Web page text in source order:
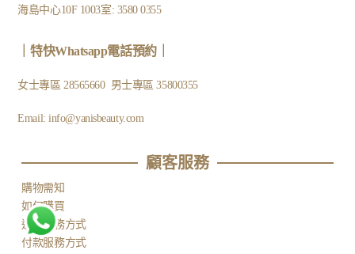
海島中心10F 1003室: 3580 0355
特快Whatsapp電話預約｜
女士專區28565660 男士專區35800355
Email:info@yanisbeauty.com
顧客服務​
購物需知
如何購買
運送服務方式
付款服務方式